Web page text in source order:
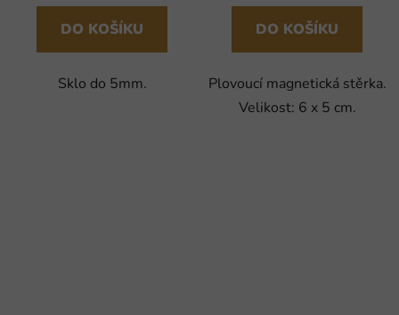
DO KOŠÍKU
Sklo do 5mm.
DO KOŠÍKU
Plovoucí magnetická stěrka.
Velikost: 6 x 5 cm.